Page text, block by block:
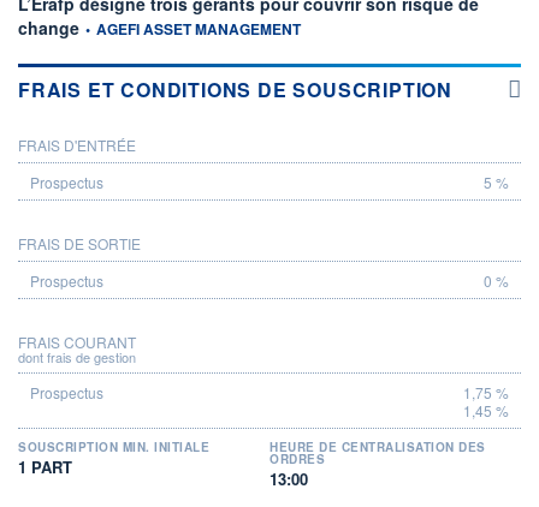
change information fournie par
• AGEFI ASSET MANAGEMENT
FRAIS ET CONDITIONS DE SOUSCRIPTION
PROSPECTUS
FRAIS D'ENTRÉE
5 %
FRAIS DE SORTIE
0 %
FRAIS COURANT
dont frais de gestion
1,75 %
1,45 %
SOUSCRIPTION MIN. INITIALE
1 PART
HEURE DE CENTRALISATION DES
ORDRES
13:00